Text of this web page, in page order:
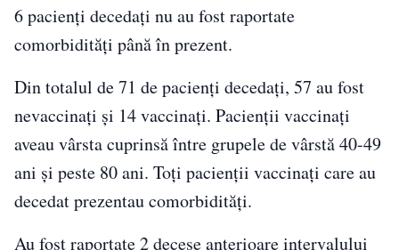
6 pacienți decedați nu au fost raportate
comorbidități până în prezent.
Din totalul de 71 de pacienți decedați, 57 au fost
nevaccinați și 14 vaccinați. Pacienții vaccinați
aveau vârsta cuprinsă între grupele de vârstă 40-49
ani și peste 80 ani. Toți pacienții vaccinați care au
decedat prezentau comorbidități.
Au fost raportate 2 decese anterioare intervalului